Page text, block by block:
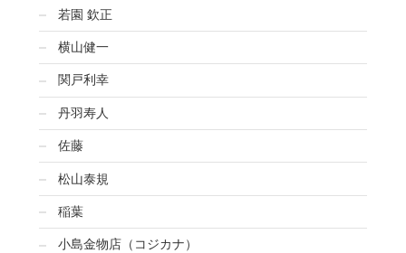
若園 欽正
横山健一
関戸利幸
丹羽寿人
佐藤
松山泰規
稲葉
小島金物店（コジカナ）